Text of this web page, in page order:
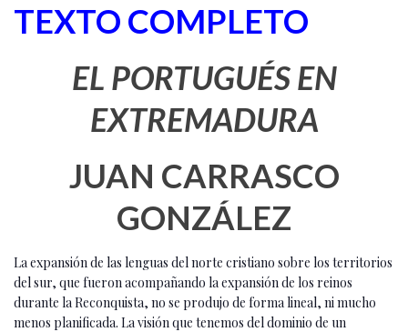
TEXTO COMPLETO
EL PORTUGUÉS EN
EXTREMADURA
JUAN CARRASCO
GONZÁLEZ
La expansión de las lenguas del norte cristiano sobre los territorios
del sur, que fueron acompañando la expansión de los reinos
durante la Reconquista, no se produjo de forma lineal, ni mucho
menos planificada. La visión que tenemos del dominio de un